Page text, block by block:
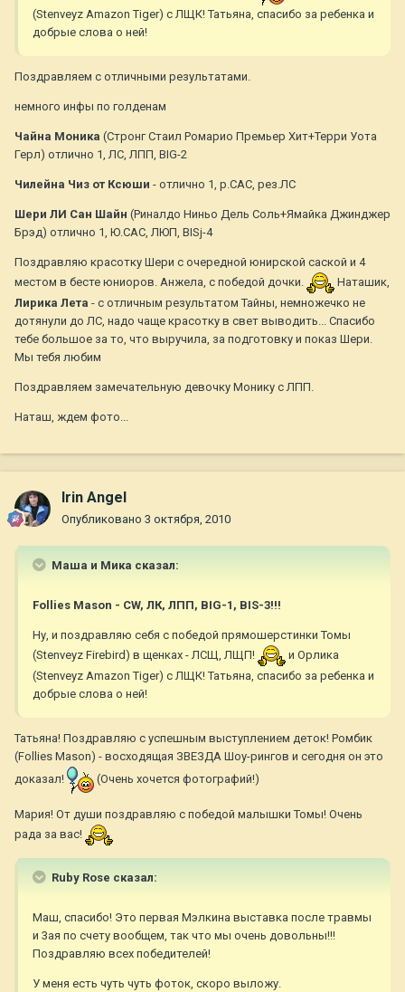
(Stenveyz Amazon Tiger) с ЛЩК! Татьяна, спасибо за ребенка и
добрые слова о ней!
Поздравляем с отличными результатами.
немного инфы по голденам
Чайна Моника (Стронг Стаил Ромарио Премьер Хит+Терри Уота
Герл) отлично 1, ЛС, ЛПП, BIG-2
Чилейна Чиз от Ксюши - отлично 1, р.САС, рез.ЛС
Шери ЛИ Сан Шайн (Риналдо Ниньо Дель Соль+Ямайка Джинджер
Брэд) отлично 1, Ю.САС, ЛЮП, BISj-4
Поздравляю красотку Шери с очередной юнирской саской и 4
местом в бесте юниоров. Анжела, с победой дочки.
Наташик,
Лирика Лета - с отличным результатом Тайны, немножечко не
дотянули до ЛС, надо чаще красотку в свет выводить... Спасибо
тебе большое за то, что выручила, за подготовку и показ Шери.
Мы тебя любим
Поздравляем замечательную девочку Монику с ЛПП.
Наташ, ждем фото...
Irin Angel
Опубликовано 3 октября, 2010
Маша и Мика сказал:
Follies Mason - СW, ЛК, ЛПП, BIG-1, BIS-3!!!
Ну, и поздравляю себя с победой прямошерстинки Томы
(Stenveyz Firebird) в щенках - ЛСЩ, ЛЩП!
и Орлика
(Stenveyz Amazon Tiger) с ЛЩК! Татьяна, спасибо за ребенка и
добрые слова о ней!
Татьяна! Поздравляю с успешным выступлением деток! Ромбик
(Follies Mason) - восходящая ЗВЕЗДА Шоу-рингов и сегодня он это
доказал!
(Очень хочется фотографий!)
Мария! От души поздравляю с победой малышки Томы! Очень
рада за вас!
Ruby Rose сказал:
Маш, спасибо! Это первая Мэлкина выставка после травмы
и 3ая по счету вообщем, так что мы очень довольны!!!
Поздравляю всех победителей!
У меня есть чуть чуть фоток, скоро выложу.